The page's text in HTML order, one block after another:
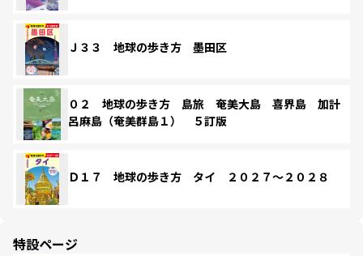
Ｊ３３ 地球の歩き方 墨田区
０２ 地球の歩き方 島旅 奄美大島 喜界島 加計
呂麻島（奄美群島１） ５訂版
Ｄ１７ 地球の歩き方 タイ ２０２７～２０２８
特設ページ